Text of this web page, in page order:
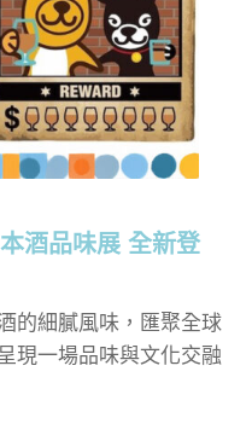
酒品味展 全新登
的細膩風味，匯聚全球
現一場品味與文化交融